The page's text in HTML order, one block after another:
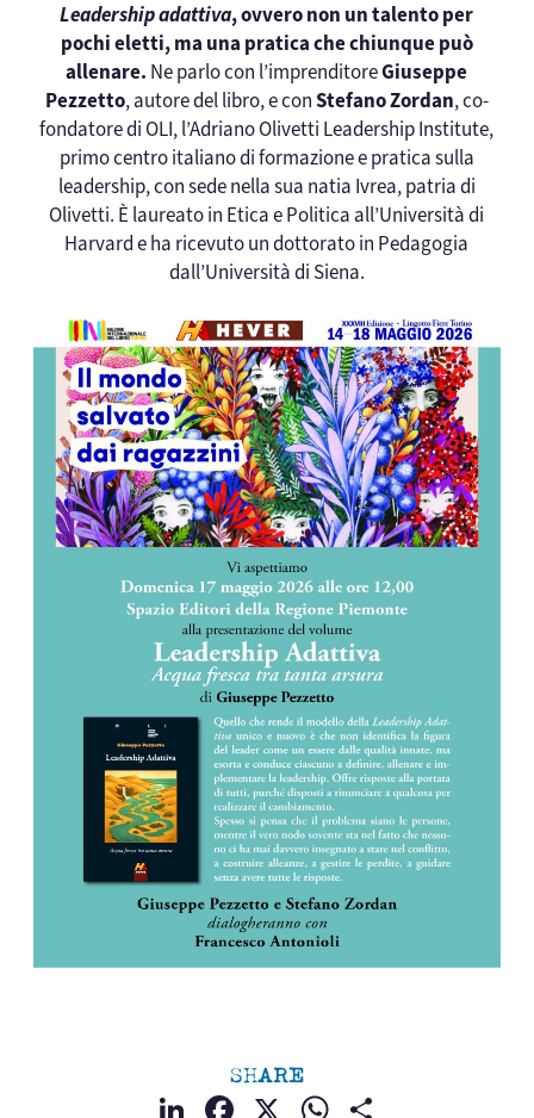
Leadership adattiva, ovvero non un talento per
pochi eletti, ma una pratica che chiunque può
allenare. Ne parlo con l’imprenditoreGiuseppe
Pezzetto, autore del libro, e conStefano Zordan, co-
fondatore di OLI, l’Adriano Olivetti Leadership Institute,
primo centro italiano di formazione e pratica sulla
leadership, con sede nella sua natia Ivrea, patria di
Olivetti. È laureato in Etica e Politica all’Università di
Harvard e ha ricevuto un dottorato in Pedagogia
dall’Università di Siena.
SHARE